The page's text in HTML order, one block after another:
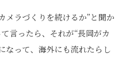
メラづくりを続けるか”と聞か
言ったら、それが“長岡がカ
なって、海外にも流れたらし